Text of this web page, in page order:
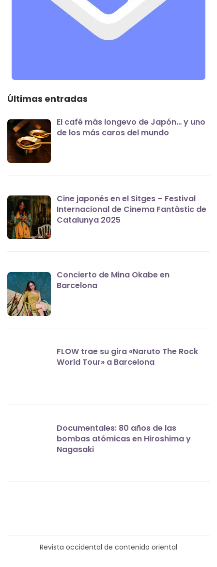
Últimas entradas
El café más longevo de Japón… y uno
de los más caros del mundo
Cine japonés en el Sitges – Festival
Internacional de Cinema Fantàstic de
Catalunya 2025
Concierto de Mina Okabe en
Barcelona
FLOW trae su gira «Naruto The Rock
World Tour» a Barcelona
Documentales: 80 años de las
bombas atómicas en Hiroshima y
Nagasaki
Revista occidental de contenido oriental